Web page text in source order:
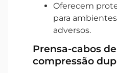
Oferecem
para
adversos.
Prensa-cabos
compressão